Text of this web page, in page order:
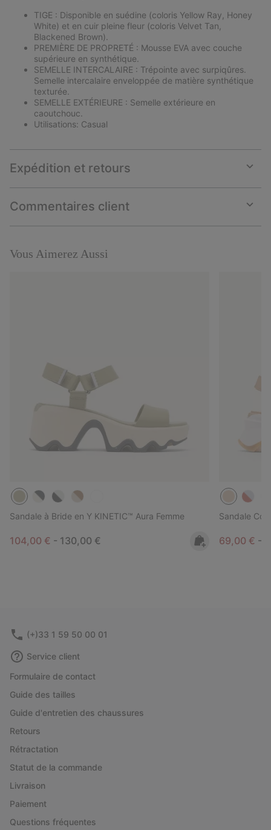
TIGE : Disponible en suédine (coloris Yellow Ray, Honey
White) et en cuir pleine fleur (coloris Velvet Tan,
Blackened Brown).
PREMIÈRE DE PROPRETÉ : Mousse EVA avec couche
supérieure en synthétique.
SEMELLE INTERCALAIRE : Trépointe avec surpiqûres.
Semelle intercalaire enveloppée de matière synthétique
texturée.
SEMELLE EXTÉRIEURE : Semelle extérieure en
caoutchouc.
Utilisations: Casual
Expédition et retours
or
Commentaires client
or
Vous Aimerez Aussi
Sandale à Bride en Y KINETIC™ Aura Femme
Minimum sale price:
104,00 € - Maximum price:
130,00 €
Sandale
Minimum
69,00 € -
(+)33 1 59 50 00 01
Service client
Formulaire de contact
Guide des tailles
Guide d'entretien des chaussures
Retours
Rétractation
Statut de la commande
Livraison
Paiement
Questions fréquentes